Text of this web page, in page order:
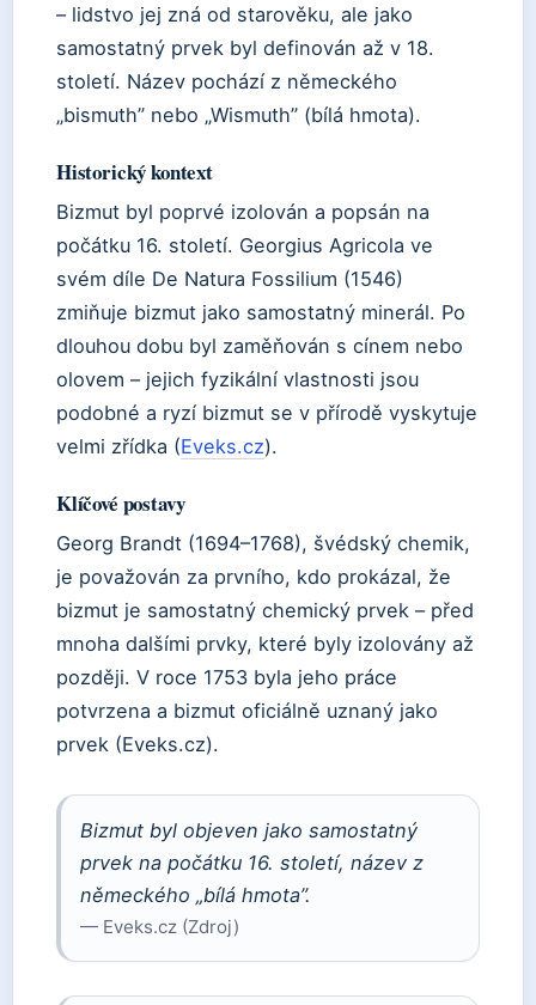
– lidstvo jej zná od starověku, ale jako
samostatný prvek byl definován až v 18.
století. Název pochází z německého
„bismuth” nebo „Wismuth” (bílá hmota).
Historický kontext
Bizmut byl poprvé izolován a popsán na
počátku 16. století. Georgius Agricola ve
svém díle De Natura Fossilium (1546)
zmiňuje bizmut jako samostatný minerál. Po
dlouhou dobu byl zaměňován s cínem nebo
olovem – jejich fyzikální vlastnosti jsou
podobné a ryzí bizmut se v přírodě vyskytuje
velmi zřídka (Eveks.cz).
Klíčové postavy
Georg Brandt (1694–1768), švédský chemik,
je považován za prvního, kdo prokázal, že
bizmut je samostatný chemický prvek – před
mnoha dalšími prvky, které byly izolovány až
později. V roce 1753 byla jeho práce
potvrzena a bizmut oficiálně uznaný jako
prvek (Eveks.cz).
Bizmut byl objeven jako samostatný
prvek na počátku 16. století, název z
německého „bílá hmota”.
— Eveks.cz (Zdroj)